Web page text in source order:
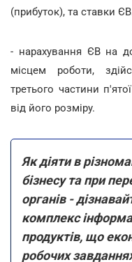
(прибуток), та ставки
- нарахування ЄВ на
місцем роботи,
третього частини
від його розміру.
Як діяти в
бізнесу та при
органів -
комплекс
продуктів, що
робочих